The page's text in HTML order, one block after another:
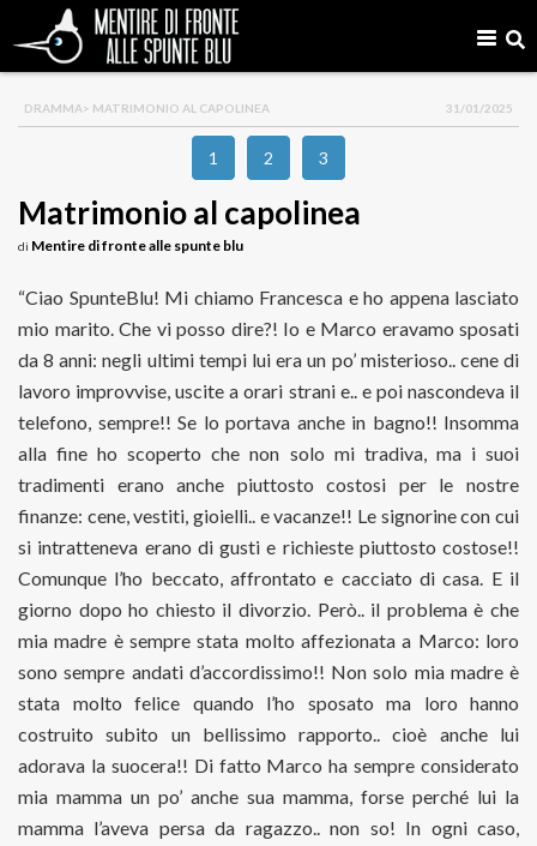
DRAMMA> MATRIMONIO AL CAPOLINEA 31/01/2025
1 2 3
Matrimonio al capolinea
di Mentire di fronte alle spunte blu
“Ciao SpunteBlu! Mi chiamo Francesca e ho appena lasciato
mio marito. Che vi posso dire?! Io e Marco eravamo sposati
da 8 anni: negli ultimi tempi lui era un po’ misterioso.. cene di
lavoro improvvise, uscite a orari strani e.. e poi nascondeva il
telefono, sempre!! Se lo portava anche in bagno!! Insomma
alla fine ho scoperto che non solo mi tradiva, ma i suoi
tradimenti erano anche piuttosto costosi per le nostre
finanze: cene, vestiti, gioielli.. e vacanze!! Le signorine con cui
si intratteneva erano di gusti e richieste piuttosto costose!!
Comunque l’ho beccato, affrontato e cacciato di casa. E il
giorno dopo ho chiesto il divorzio. Però.. il problema è che
mia madre è sempre stata molto affezionata a Marco: loro
sono sempre andati d’accordissimo!! Non solo mia madre è
stata molto felice quando l’ho sposato ma loro hanno
costruito subito un bellissimo rapporto.. cioè anche lui
adorava la suocera!! Di fatto Marco ha sempre considerato
mia mamma un po’ anche sua mamma, forse perché lui la
mamma l’aveva persa da ragazzo.. non so! In ogni caso,